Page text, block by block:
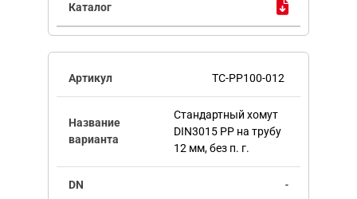
TC-PP100-012
Стандартный хомут
DIN3015 PP на трубу
12 мм, без п. г.
-